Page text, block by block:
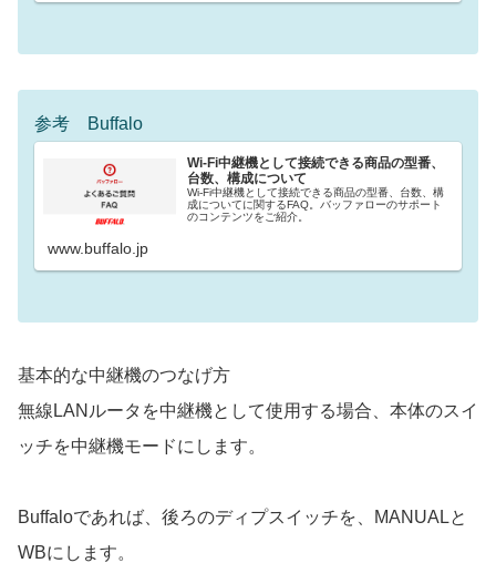
参考 Buffalo
Wi-Fi中継機として接続できる商品の型番、
台数、構成について
Wi-Fi中継機として接続できる商品の型番、台数、構
成についてに関するFAQ。バッファローのサポート
のコンテンツをご紹介。
www.buffalo.jp
基本的な中継機のつなげ方
無線LANルータを中継機として使用する場合、本体のスイ
ッチを中継機モードにします。
Buffaloであれば、後ろのディプスイッチを、MANUALと
WBにします。